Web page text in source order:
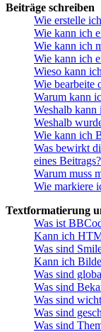
Beiträge schreiben
Wie erstelle
Wie kann ich
Wie kann ich
Wie kann ich
Wieso kann
Wie bearbeite
Warum kann
Weshalb kann
Weshalb
Wie kann ich
Was bewirkt
eines Beitrags?
Warum muss
Wie markiere
Textformatierung
Was ist
Kann ich
Was sind
Kann ich
Was sind
Was sind
Was sind
Was sind
Was sind